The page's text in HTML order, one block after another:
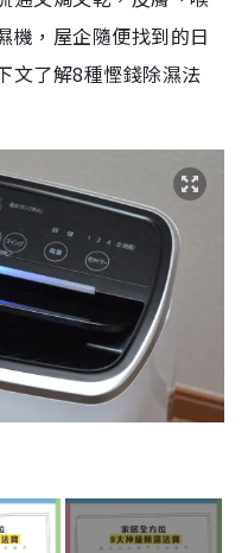
機，屋企隨便找到的日
文了解8種慳錢除濕法